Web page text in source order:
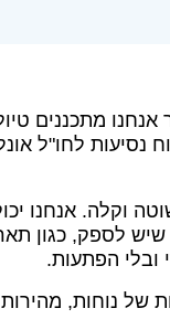
מתכננים
נסיעות לחו"ל
וקלה.
לספק, כגון
ובלי הפתעות.
של נוחות,